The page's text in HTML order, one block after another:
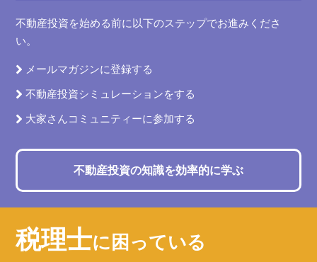
不動産投資を始める前に以下のステップでお進みくださ
い。
メールマガジンに登録する
不動産投資シミュレーションをする
大家さんコミュニティーに参加する
不動産投資の知識を効率的に学ぶ
税理士に困っている